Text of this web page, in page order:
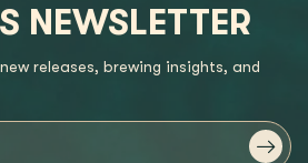
NEWSLETTER
releases, brewing insights, and